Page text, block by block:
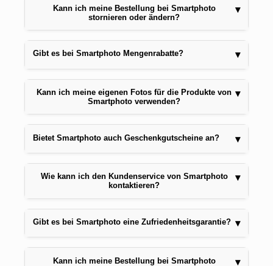
Kann ich meine Bestellung bei Smartphoto
stornieren oder ändern?
▾
Gibt es bei Smartphoto Mengenrabatte? ▾
Kann ich meine eigenen Fotos für die Produkte von
Smartphoto verwenden?
▾
Bietet Smartphoto auch Geschenkgutscheine an? ▾
Wie kann ich den Kundenservice von Smartphoto
kontaktieren?
▾
Gibt es bei Smartphoto eine Zufriedenheitsgarantie? ▾
Kann ich meine Bestellung bei Smartphoto
▾